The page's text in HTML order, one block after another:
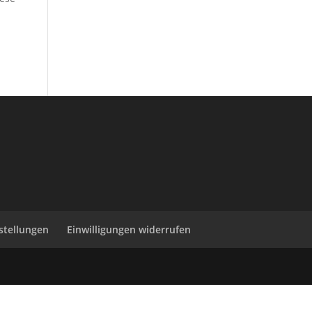
Einwilligungen widerrufen